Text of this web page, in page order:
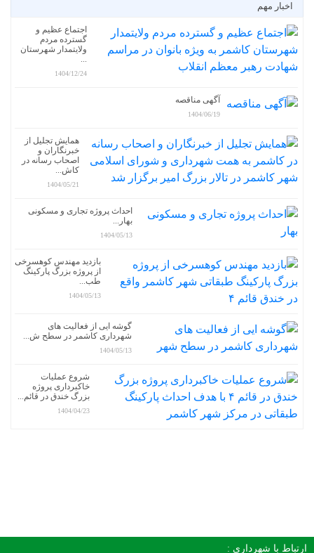
اخبار مهم
اجتماع عظیم و
گسترده مردم
ولایتمدار شهرستان
...
1404/12/24
آگهی مناقصه
1404/06/19
همایش تجلیل از
خبرنگاران و
اصحاب رسانه در
کاش...
1404/05/21
احداث پروژه تجاری و مسکونی
بهار...
1404/05/13
بازدید مهندس کوهسرخی
از پروژه بزرگ پارکینگ
طب...
1404/05/13
گوشه ایی از فعالیت های
شهرداری کاشمر در سطح ش...
1404/05/13
شروع عملیات
خاکبرداری پروژه
بزرگ خندق در قائم...
1404/04/23
ارتباط با شهرداری :